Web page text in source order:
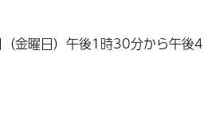
金曜日）午後1時30分から午後4